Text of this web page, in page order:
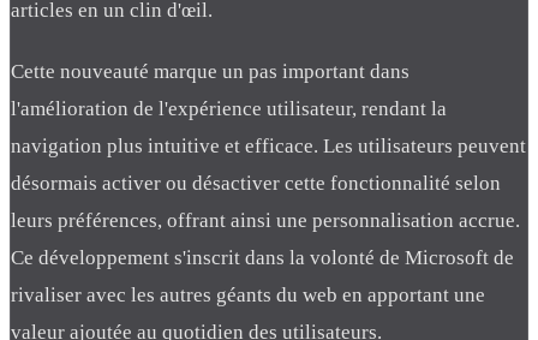
articles en un clin d'œil.
Cette nouveauté marque un pas important dans
l'amélioration de l'expérience utilisateur, rendant la
navigation plus intuitive et efficace. Les utilisateurs peuvent
désormais activer ou désactiver cette fonctionnalité selon
leurs préférences, offrant ainsi une personnalisation accrue.
Ce développement s'inscrit dans la volonté de Microsoft de
rivaliser avec les autres géants du web en apportant une
valeur ajoutée au quotidien des utilisateurs.